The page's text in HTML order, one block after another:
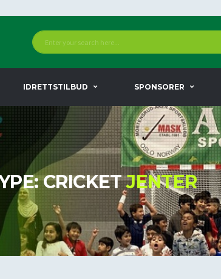
IDRETTSTILBUD SPONSORER
CRICKETJENTER